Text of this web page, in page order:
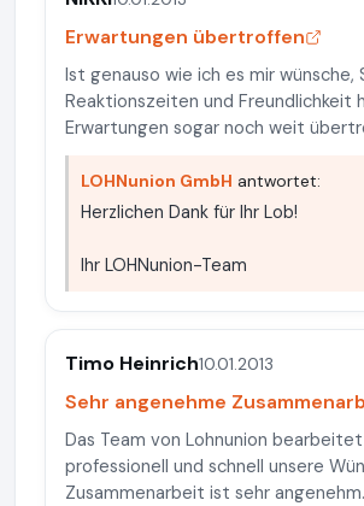
Erwartungen übertroffen
Ist genauso wie ich es mir wünsche,
Reaktionszeiten und Freundlichkeit
Erwartungen sogar noch weit
LOHNunion GmbH antwortet:
Herzlichen Dank für Ihr Lob!
Ihr LOHNunion-Team
Timo Heinrich10.01.2013
Sehr angenehme
Das Team von Lohnunion
professionell und schnell unsere
Zusammenarbeit ist sehr angenehm.